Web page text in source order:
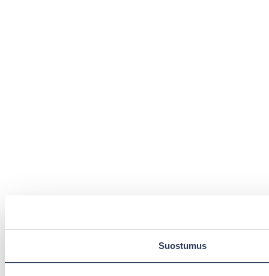
Suostumus